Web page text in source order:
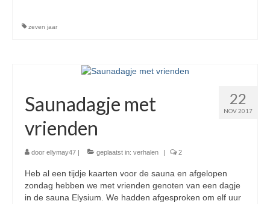
zeven jaar
22
NOV 2017
Saunadagje met
vrienden
door ellymay47 | geplaatst in: verhalen | 2
Heb al een tijdje kaarten voor de sauna en afgelopen
zondag hebben we met vrienden genoten van een dagje
in de sauna Elysium. We hadden afgesproken om elf uur